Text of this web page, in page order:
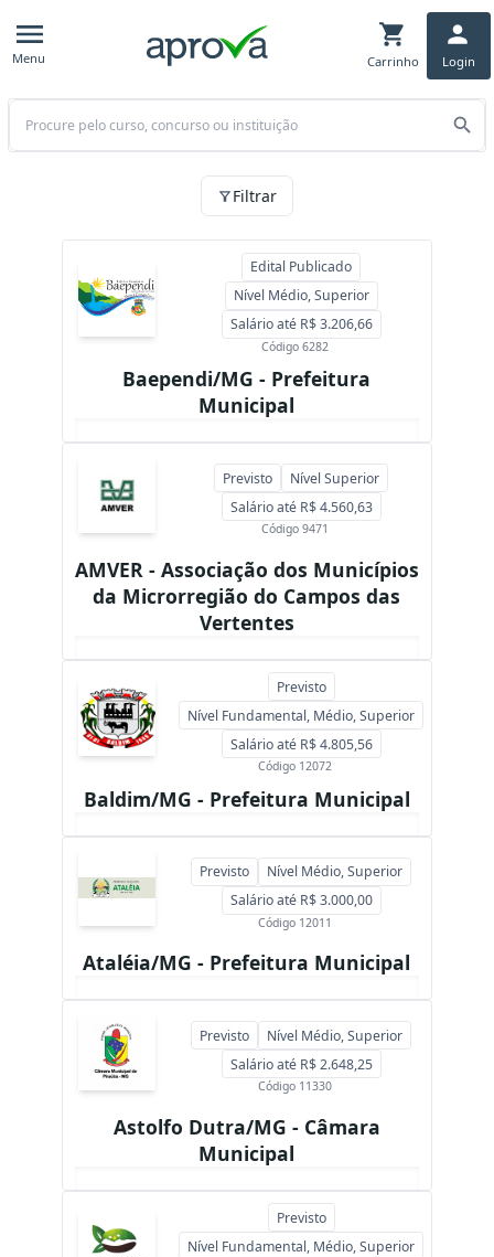
Menu Carrinho Login
Buscar
Essas são as oportunidades de preparatórios para Estado MG
Filtrar
Edital Publicado
Nível Médio, Superior
Salário até R$ 3.206,66
Código 6282
Baependi/MG - Prefeitura
Municipal
Previsto
Nível Superior
Salário até R$ 4.560,63
Código 9471
AMVER - Associação dos Municípios
da Microrregião do Campos das
Vertentes
Previsto
Nível Fundamental, Médio, Superior
Salário até R$ 4.805,56
Código 12072
Baldim/MG - Prefeitura Municipal
Previsto
Nível Médio, Superior
Salário até R$ 3.000,00
Código 12011
Ataléia/MG - Prefeitura Municipal
Previsto
Nível Médio, Superior
Salário até R$ 2.648,25
Código 11330
Astolfo Dutra/MG - Câmara
Municipal
Previsto
Nível Fundamental, Médio, Superior